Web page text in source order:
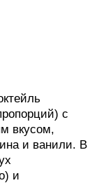
с
вкусом,
и ванили. В
и